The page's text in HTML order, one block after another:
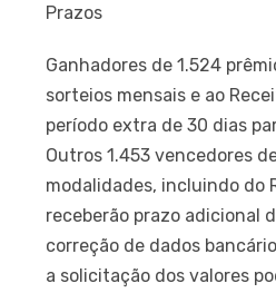
Prazos
Ganhadores de 1.524
sorteios mensais e ao
período extra de 30 dias
Outros 1.453 vencedores
modalidades, incluindo do
receberão prazo adicional
correção de dados
a solicitação dos valores